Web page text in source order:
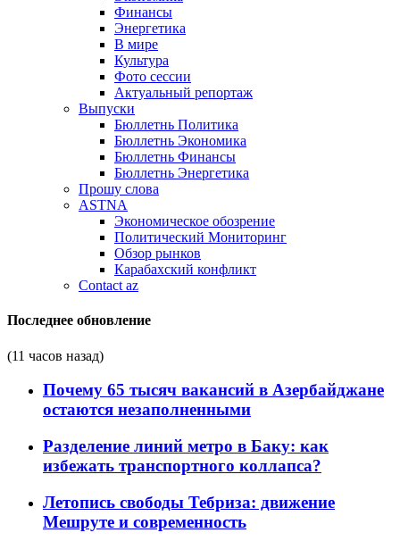
Финансы
Энергетика
В мире
Культура
Фото сессии
Актуальный репортаж
Выпуски
Бюллетнь Политика
Бюллетнь Экономика
Бюллетнь Финансы
Бюллетнь Энергетика
Прошу слова
ASTNA
Экономическое обозрение
Политический Мониторинг
Обзор рынков
Карабахский конфликт
Contact az
Последнее обновление
(11 часов назад)
Почему 65 тысяч вакансий в Азербайджане
остаются незаполненными
Разделение линий метро в Баку: как
избежать транспортного коллапса?
Летопись свободы Тебриза: движение
Мешруте и современность